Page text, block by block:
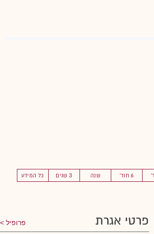
6 חוד' שנה 3 שנים כל המידע
פרטי אגרת פרופיל